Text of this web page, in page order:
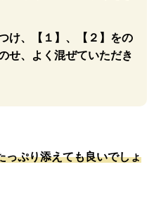
け、【１】、【２】をの
せ、よく混ぜていただき
っぷり添えても良いでしょ